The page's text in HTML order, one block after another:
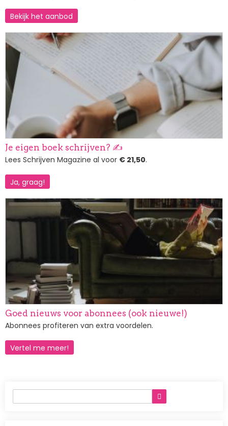
Bekijk het aanbod
Afbeelding
Je eigen boek schrijven? ✍️
Lees Schrijven Magazine al voor € 21,50.
Ja, graag!
Afbeelding
Goed nieuws voor abonnees (ook nieuwe!)
Abonnees profiteren van extra voordelen.
Vertel me meer!